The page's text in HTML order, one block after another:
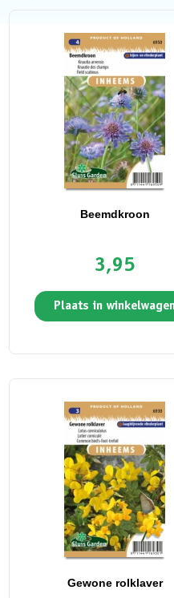
Beemdkroon
3,95
Plaats in
Gewone rolklaver